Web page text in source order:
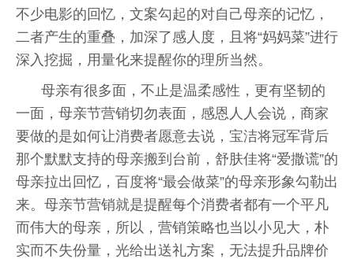
不少电影的回忆，文案勾起的对自己母亲的记忆，
二者产生的重叠，加深了感人度，且将“妈妈菜”进行
深入挖掘，用量化来提醒你的理所当然。
母亲有很多面，不止是温柔感性，更有坚韧的
一面，母亲节营销切勿表面，感恩人人会说，商家
要做的是如何让消费者愿意去说，宝洁将冠军背后
那个默默支持的母亲搬到台前，舒肤佳将“爱撒谎”的
母亲拉出回忆，百度将“最会做菜”的母亲形象勾勒出
来。母亲节营销就是提醒每个消费者都有一个平凡
而伟大的母亲，所以，营销策略也当以小见大，朴
实而不失份量，光给出送礼方案，无法提升品牌价